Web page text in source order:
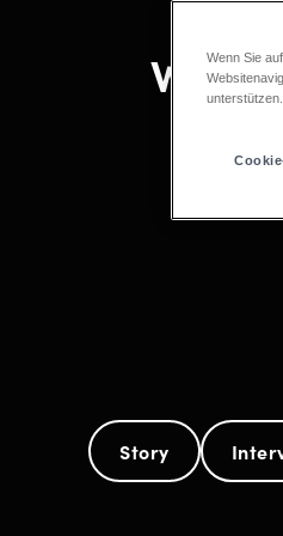
WE
Story
Wenn Sie
unterstützen.